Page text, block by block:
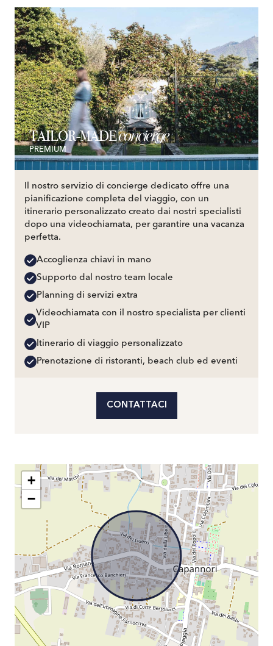
TAILOR-MADEconcierge
PREMIUM
Il nostro servizio di concierge dedicato offre una
pianificazione completa del viaggio, con un
itinerario personalizzato creato dai nostri specialisti
dopo una videochiamata, per garantire una vacanza
perfetta.
Accoglienza chiavi in mano
Supporto dal nostro team locale
Planning di servizi extra
Videochiamata con il nostro specialista per clienti
VIP
Itinerario di viaggio personalizzato
Prenotazione di ristoranti, beach club ed eventi
CONTATTACI
+
−